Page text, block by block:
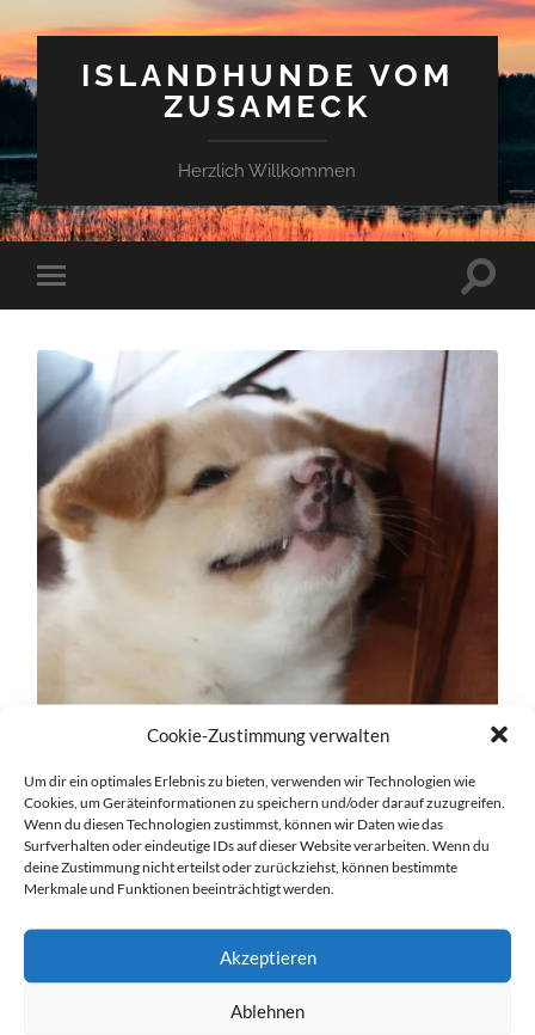
Cookie-Zustimmung verwalten
Um dir ein optimales Erlebnis zu bieten, verwenden wir Technologien wie
Cookies, um Geräteinformationen zu speichern und/oder darauf zuzugreifen.
Wenn du diesen Technologien zustimmst, können wir Daten wie das
Surfverhalten oder eindeutige IDs auf dieser Website verarbeiten. Wenn du
deine Zustimmung nicht erteilst oder zurückziehst, können bestimmte
Merkmale und Funktionen beeinträchtigt werden.
Akzeptieren
Ablehnen
ISLANDHUNDE VOM
ZUSAMECK
Herzlich Willkommen
Mobile-
Menü